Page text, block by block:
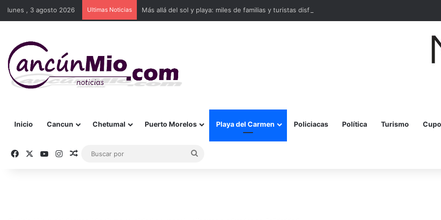
lunes , 3 agosto 2026 Ultimas Noticias Más allá del sol y playa: miles de familias y turistas disfrutan la Festa della Pizza en Malecón
Inicio Cancun Chetumal Puerto Morelos Playa del Carmen Policiacas Política Turismo
FacebookYouTubeInstagram
Publicación al azar